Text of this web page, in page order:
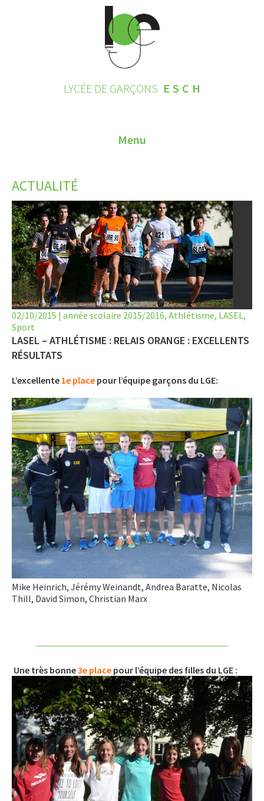
LYCÉE DE GARÇONS ESCH
Menu
CONTACT
INSCRIPTIONS 2026
LE LYCÉE
LET’S GO SCIENCE
ACTUALITÉ
ACTIVITÉS
SERVICES
APPRENTISSAGE
APPLIS
ACTUALITÉ
02/10/2015 | année scolaire 2015/2016, Athlétisme, LASEL,
Sport
LASEL – ATHLÉTISME : RELAIS ORANGE : EXCELLENTS
RÉSULTATS
L’excellente 1e place pour l’équipe garçons du LGE:
Mike Heinrich, Jérémy Weinandt, Andrea Baratte, Nicolas
Thill, David Simon, Christian Marx
Une très bonne3e place pour l’équipe des filles du LGE :